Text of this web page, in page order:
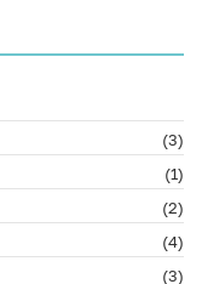
(3)
(1)
(2)
(4)
(3)